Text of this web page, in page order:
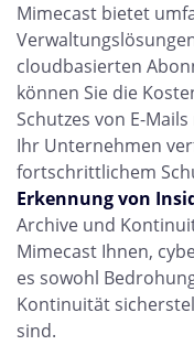
Mimecast bietet
cloudbasierten
können Sie die
Schutzes von E-
Ihr Unternehmen
fortschrittlichem
Erkennung von
Archive und
Mimecast Ihnen,
es sowohl
Kontinuität
sind.